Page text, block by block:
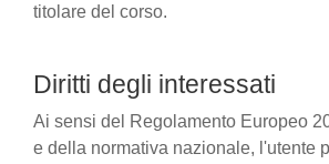
titolare del corso.
Diritti degli interessati
Ai sensi del Regolamento Europeo
e della normativa nazionale, l'utente